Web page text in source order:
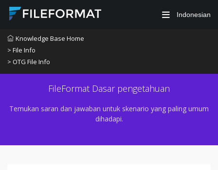
Indonesian
Knowledge Base Home
> File Info
> OTG File Info
FileFormat Dasar pengetahuan
Temukan saran dan jawaban untuk skenario yang paling umum
dihadapi.